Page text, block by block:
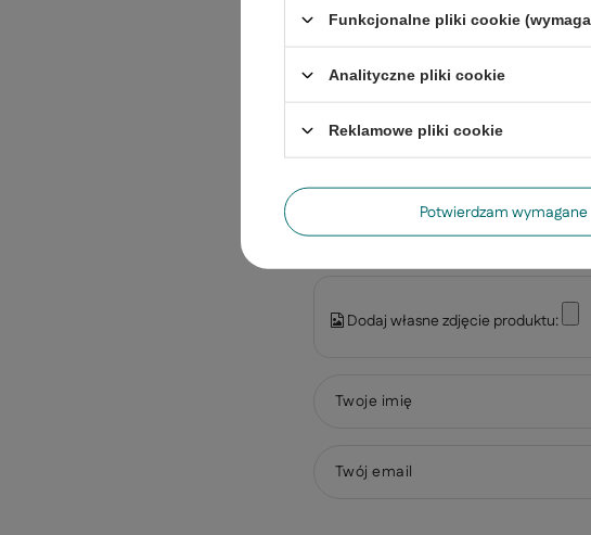
Dodaj własne zdjęcie produktu:
Twoje imię
Twój email
Funkcjonalne pliki cookie
Analityczne pliki cookie
Reklamowe pliki cookie
Potwierdzam wymagane